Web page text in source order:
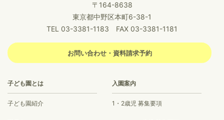
〒164-8638
東京都中野区本町6-38-1
TEL 03-3381-1183 FAX 03-3381-1181
お問い合わせ・資料請求予約
子ども園とは
子ども園紹介
入園案内
1・2歳児 募集要項